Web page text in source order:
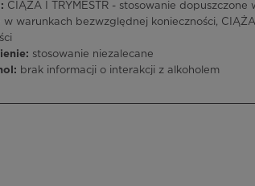
CIĄŻA I TRYMESTR - stosowanie
warunkach bezwzględnej konieczności,
stosowanie niezalecane
brak informacji o interakcji z alkoholem